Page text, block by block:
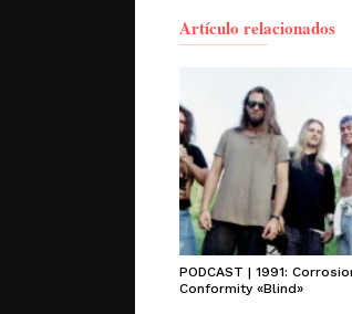
Artículo relacionados
PODCAST | 1991:
Conformity «Blind»